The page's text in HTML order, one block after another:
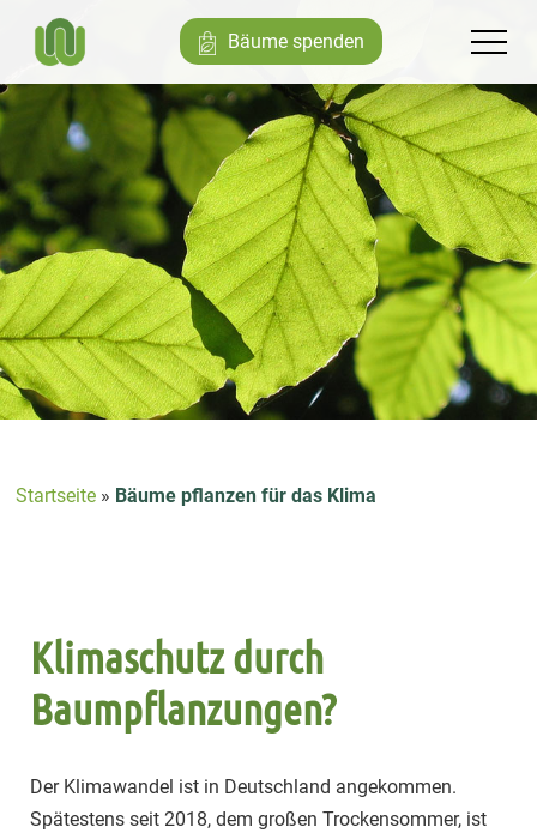
Bäume spenden
Startseite » Bäume pflanzen für das Klima
Klimaschutz durch
Baumpflanzungen?
Der Klimawandel ist in Deutschland angekommen.
Spätestens seit 2018, dem großen Trockensommer, ist